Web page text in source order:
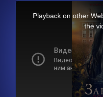
This
Playback on other
the